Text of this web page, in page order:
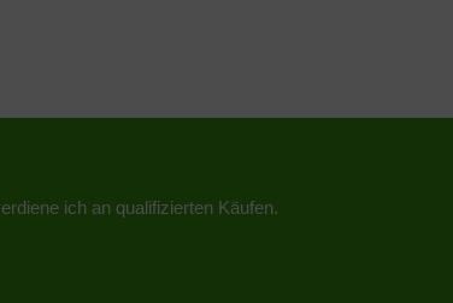
ich an qualifizierten Käufen.